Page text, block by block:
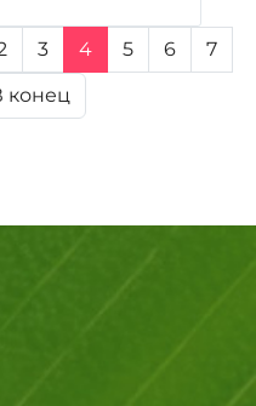
3 4 5 6
7
конец